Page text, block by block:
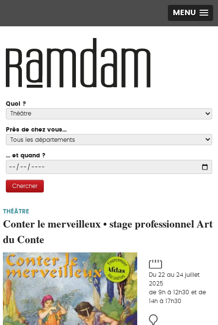
MENU
Quoi ?
Près de chez vous...
... et quand ?
Chercher
THÉÂTRE
Conter le merveilleux • stage professionnel Art
du Conte
Du 22 au 24 juillet
2025
de 9h à 12h30 et de
14h à 17h30